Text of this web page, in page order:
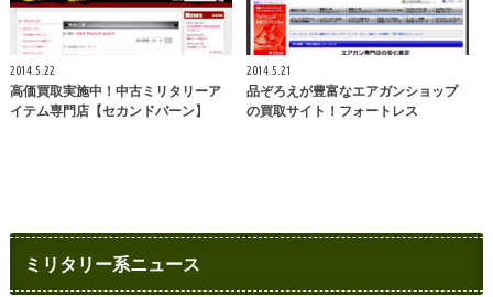
2014.5.22
高価買取実施中！中古ミリタリーア
イテム専門店【セカンドバーン】
2014.5.21
品ぞろえが豊富なエアガンショップ
の買取サイト！フォートレス
ミリタリー系ニュース